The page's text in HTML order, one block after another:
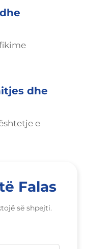
dhe
e
Falas
së shpejti.